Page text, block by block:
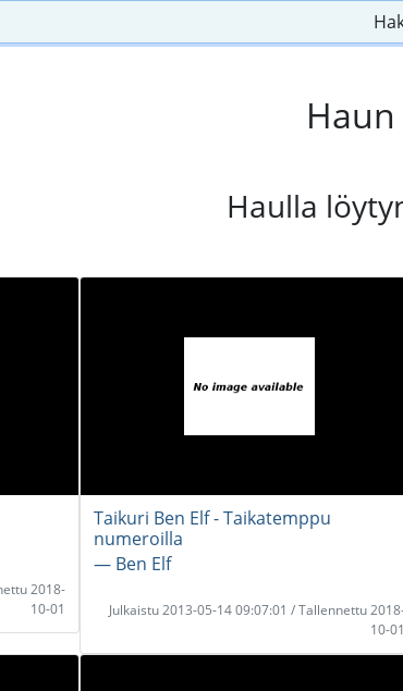
Haulla
2018-
10-01
Taikuri Ben Elf - Taikatemppu
numeroilla
― Ben Elf
Julkaistu 2013-05-14 09:07:01 / Tallennettu
10-01